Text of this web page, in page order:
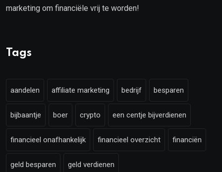
marketing om financiële vrij te worden!
Tags
aandelen affiliate marketing bedrijf besparen
bijbaantje boer crypto een centje bijverdienen
financieel onafhankelijk financieel overzicht financiën
geld besparen geld verdienen